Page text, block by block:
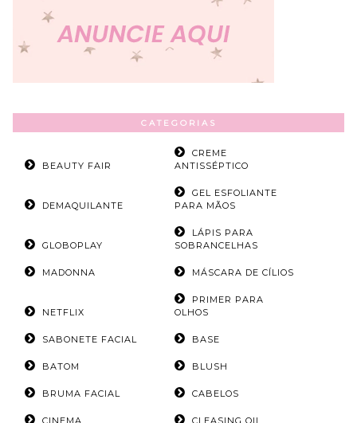
CATEGORIAS
BEAUTY FAIR
CREME
ANTISSÉPTICO
DEMAQUILANTE
GEL ESFOLIANTE
PARA MÃOS
GLOBOPLAY
LÁPIS PARA
SOBRANCELHAS
MADONNA MÁSCARA DE CÍLIOS
NETFLIX
PRIMER PARA
OLHOS
SABONETE FACIAL BASE
BATOM BLUSH
BRUMA FACIAL CABELOS